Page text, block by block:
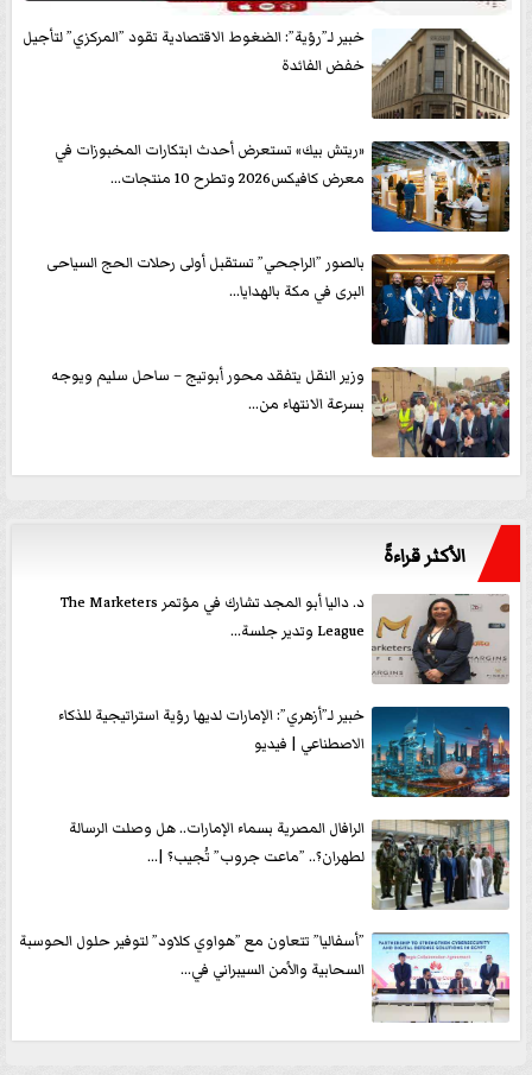
خبير لـ”رؤية”: الضغوط الاقتصادية تقود ”المركزي” لتأجيل
خفض الفائدة
«ريتش بيك» تستعرض أحدث ابتكارات المخبوزات في
معرض كافيكس2026 وتطرح 10 منتجات...
بالصور ”الراجحي” تستقبل أولى رحلات الحج السياحى
البرى في مكة بالهدايا...
وزير النقل يتفقد محور أبوتيج – ساحل سليم ويوجه
بسرعة الانتهاء من...
الأكثر قراءةً
د. داليا أبو المجد تشارك في مؤتمر The Marketers
League وتدير جلسة...
خبير لـ”أزهري”: الإمارات لديها رؤية استراتيجية للذكاء
الاصطناعي | فيديو
الرافال المصرية بسماء الإمارات.. هل وصلت الرسالة
لطهران؟.. ”ماعت جروب” تُجيب؟ |...
”أسفاليا” تتعاون مع ”هواوي كلاود” لتوفير حلول الحوسبة
السحابية والأمن السيبراني في...